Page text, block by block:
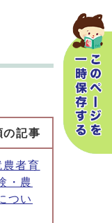
の記事
者育
・農
つい